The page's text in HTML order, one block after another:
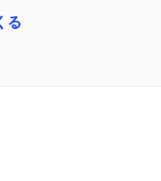
る